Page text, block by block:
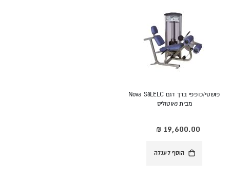
פושטי/כופפי ברך דגם Nova S8LELC
מבית נאוטוליס
הוסף לעגלה